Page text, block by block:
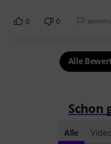
0 0
Alle
Schon
Alle